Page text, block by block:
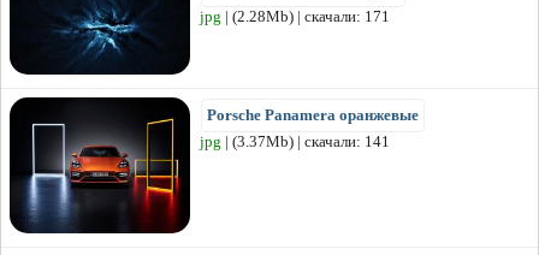
jpg | (2.28Mb) | скачали: 171
Porsche Panamera оранжевые
jpg | (3.37Mb) | скачали: 141